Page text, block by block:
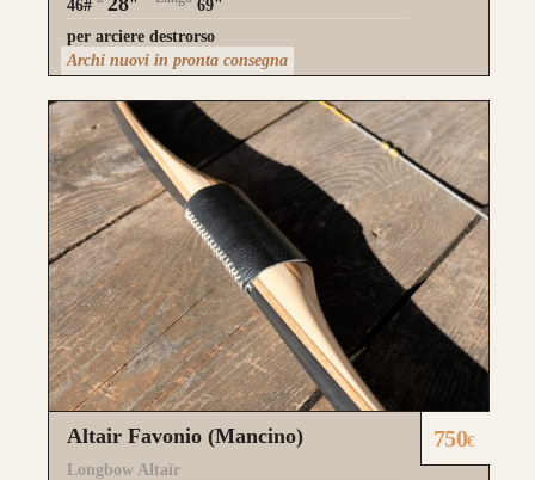
46# "
69"
per arciere destrorso
Archi nuovi in pronta consegna
Altair Favonio (Mancino)
Longbow Altaïr
750€